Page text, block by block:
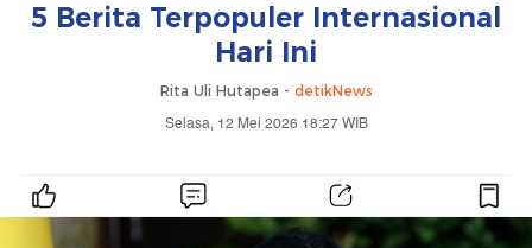
5 Berita Terpopuler Internasional
Hari Ini
Rita Uli Hutapea - detikNews
Selasa, 12 Mei 2026 18:27 WIB